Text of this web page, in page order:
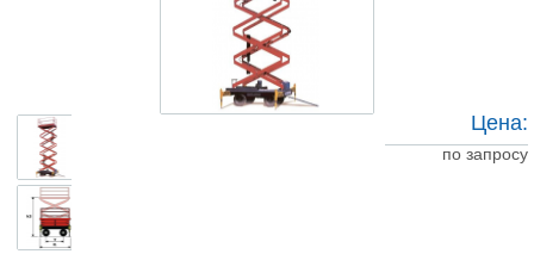
Цена:
по запросу